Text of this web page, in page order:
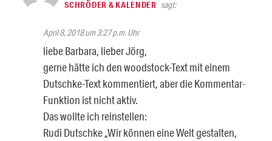
SCHRÖDER & KALENDER sagt:
April 8, 2018 um 3:27 p.m. Uhr
liebe Barbara, lieber Jörg,
gerne hätte ich den woodstock-Text mit einem
Dutschke-Text kommentiert, aber die Kommentar-
Funktion ist nicht aktiv.
Das wollte ich reinstellen:
Rudi Dutschke „Wir können eine Welt gestalten,